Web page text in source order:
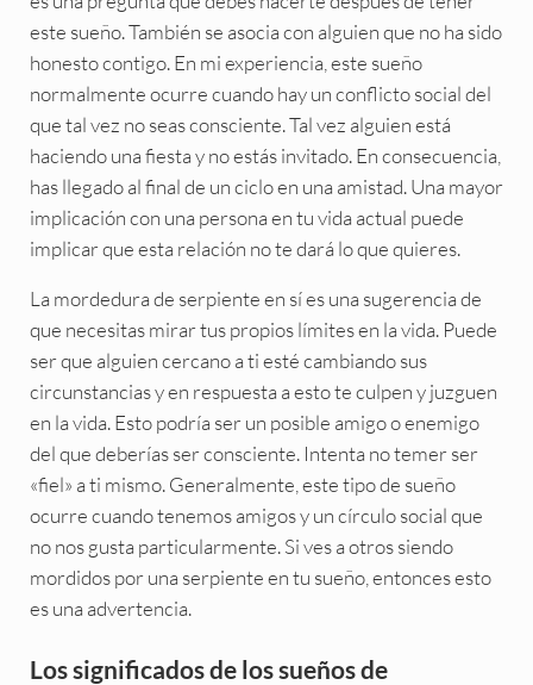
este sueño. También se asocia con alguien que no ha sido
honesto contigo. En mi experiencia, este sueño
normalmente ocurre cuando hay un conflicto social del
que tal vez no seas consciente. Tal vez alguien está
haciendo una fiesta y no estás invitado. En consecuencia,
has llegado al final de un ciclo en una amistad. Una mayor
implicación con una persona en tu vida actual puede
implicar que esta relación no te dará lo que quieres.
La mordedura de serpiente en sí es una sugerencia de
que necesitas mirar tus propios límites en la vida. Puede
ser que alguien cercano a ti esté cambiando sus
circunstancias y en respuesta a esto te culpen y juzguen
en la vida. Esto podría ser un posible amigo o enemigo
del que deberías ser consciente. Intenta no temer ser
«fiel» a ti mismo. Generalmente, este tipo de sueño
ocurre cuando tenemos amigos y un círculo social que
no nos gusta particularmente. Si ves a otros siendo
mordidos por una serpiente en tu sueño, entonces esto
es una advertencia.
Los significados de los sueños de